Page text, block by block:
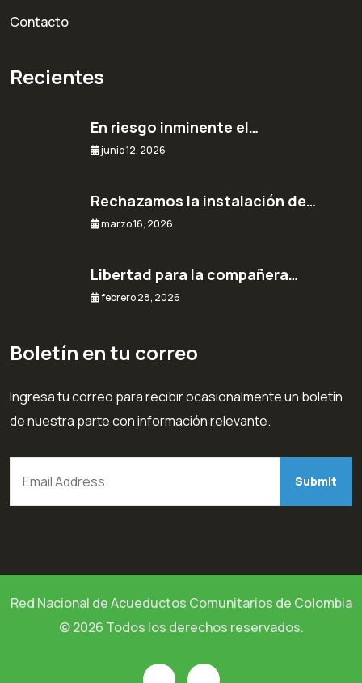
Contacto
Recientes
En riesgo inminente el…
junio 12, 2026
Rechazamos la instalación de…
marzo 16, 2026
Libertad para la compañera…
febrero 28, 2026
Boletín en tu correo
Ingresa tu correo para recibir ocasionalmente un boletín
de nuestra parte con información relevante.
Red Nacional de Acueductos Comunitarios de Colombia
© 2026 Todos los derechos reservados.